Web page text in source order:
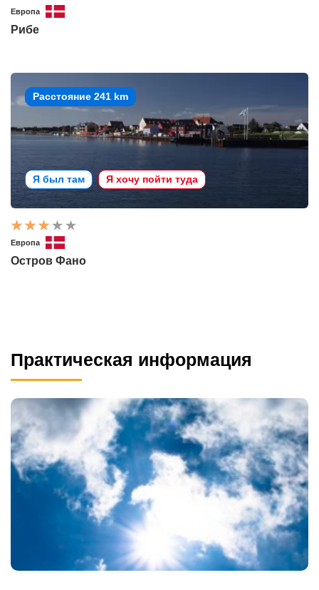
Европа
Рибе
Расстояние 241 km
Я был там Я хочу пойти туда
Европа
Остров Фано
Практическая информация